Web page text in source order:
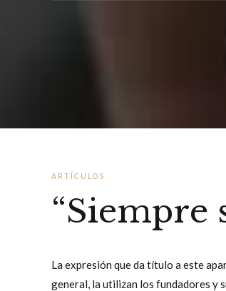
ARTÍCULOS
“Siempre
La expresión que da título a este
general, la utilizan los fundadores y